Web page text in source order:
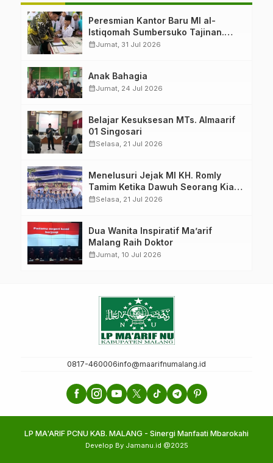
Peresmian Kantor Baru MI al-
Istiqomah Sumbersuko Tajinan.
Ketua LP Ma’arif PCNU Malang
calendar_monthJumat, 31 Jul 2026
Anak Bahagia
calendar_monthJumat, 24 Jul 2026
Belajar Kesuksesan MTs. Almaarif
01 Singosari
calendar_monthSelasa, 21 Jul 2026
Menelusuri Jejak MI KH. Romly
Tamim Ketika Dawuh Seorang Kiai
Menjelma Menjadi Mercusuar
calendar_monthSelasa, 21 Jul 2026
Dua Wanita Inspiratif Ma’arif
Malang Raih Doktor
calendar_monthJumat, 10 Jul 2026
0817-460006info@maarifnumalang.id
LP MA'ARIF PCNU KAB. MALANG - Sinergi Manfaati Mbarokahi
Develop By Jamanu.id @2025